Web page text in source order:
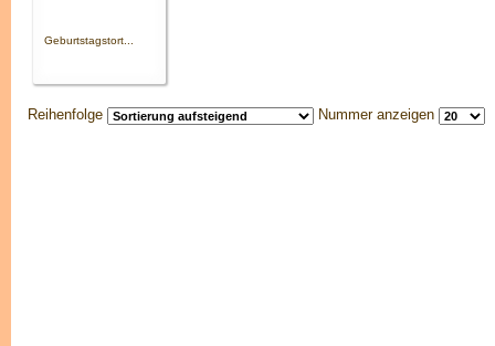
Geburtstagstort...
Reihenfolge Nummer anzeigen